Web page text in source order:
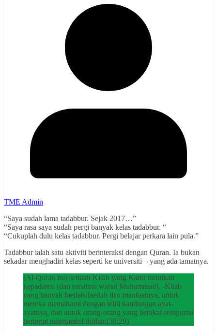
TME Admin
“Saya sudah lama tadabbur. Sejak 2017…”
“Saya rasa saya sudah pergi banyak kelas tadabbur. “
“Cukuplah dulu kelas tadabbur. Pergi belajar perkara lain pula.”
Tadabbur ialah satu aktiviti berinteraksi dengan Quran. Ia bukan
sekadar menghadiri kelas seperti ke universiti – yang ada tamatnya.
(Al-Quran ini) sebuah Kitab yang Kami turunkan
kepadamu (dan umatmu wahai Muhammad), -Kitab
yang banyak faedah-faedah dan manfaatnya, untuk
mereka memahami dengan teliti kandungan ayat-
ayatnya, dan untuk orang-orang yang berakal sempurna
beringat mengambil iktibar.(38:29)